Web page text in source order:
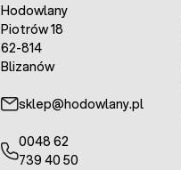
Hodowlany
Piotrów 18
62-814
Blizanów
sklep@hodowlany.pl
0048 62
739 40 50